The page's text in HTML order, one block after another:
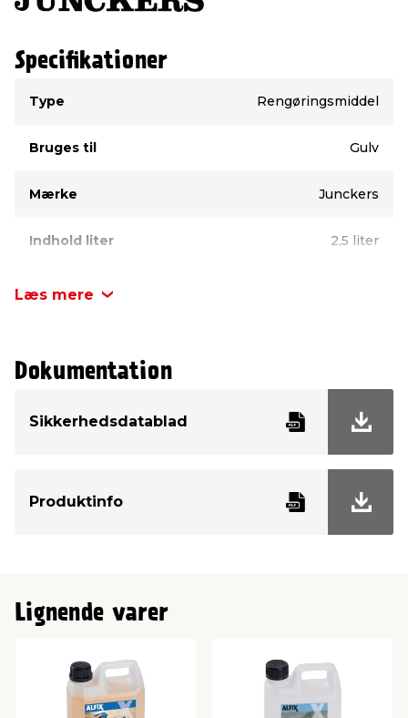
Specifikationer
Type
Rengøringsmiddel
Bruges til Gulv
Mærke Junckers
Indhold liter 2,5 liter
Læs mere
Dokumentation
Sikkerhedsdatablad
Produktinfo
Lignende varer